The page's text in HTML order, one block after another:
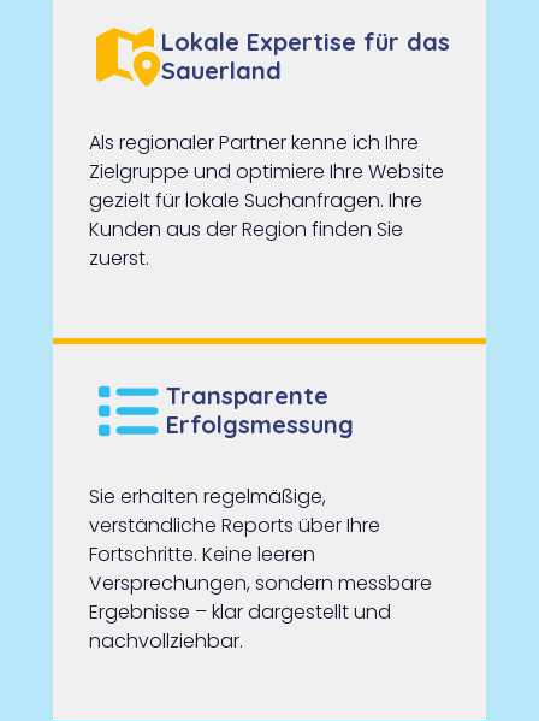
Lokale Expertise für das
Sauerland
Als regionaler Partner kenne ich Ihre
Zielgruppe und optimiere Ihre Website
gezielt für lokale Suchanfragen. Ihre
Kunden aus der Region finden Sie
zuerst.
Transparente
Erfolgsmessung
Sie erhalten regelmäßige,
verständliche Reports über Ihre
Fortschritte. Keine leeren
Versprechungen, sondern messbare
Ergebnisse – klar dargestellt und
nachvollziehbar.